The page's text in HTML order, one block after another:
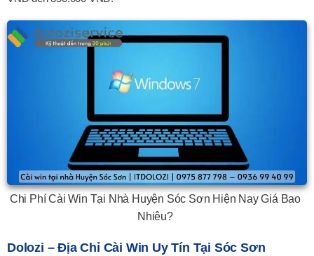
Chi Phí Cài Win Tại Nhà Huyện Sóc Sơn Hiện Nay Giá Bao
Nhiêu?
Dolozi – Địa Chỉ Cài Win Uy Tín Tại Sóc Sơn